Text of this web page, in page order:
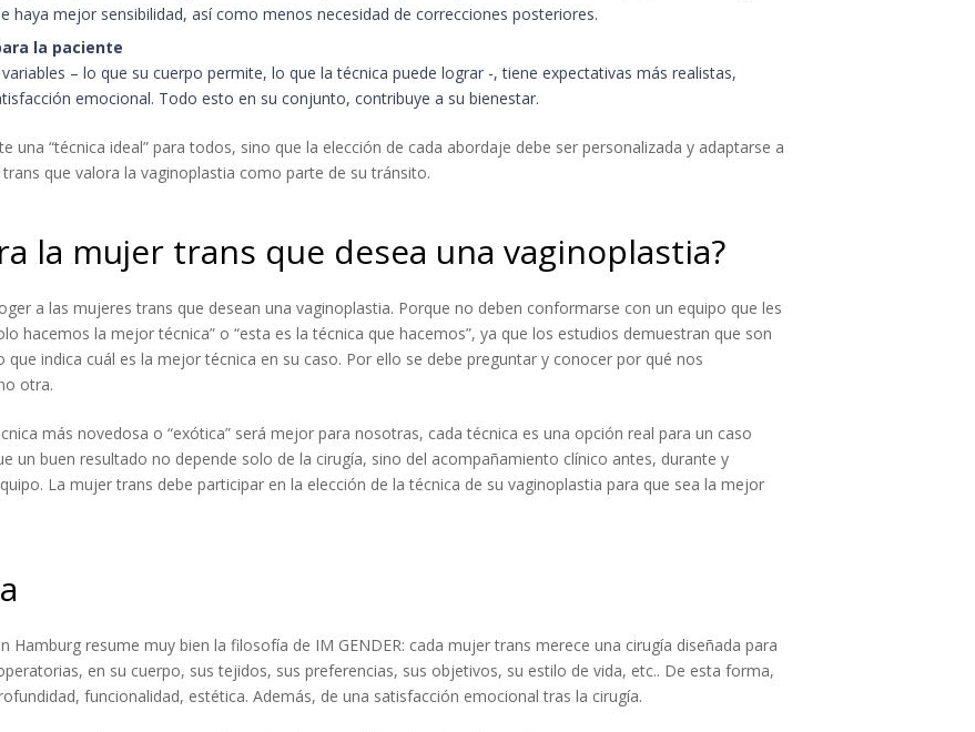
haya mejor sensibilidad, así como menos necesidad de correcciones posteriores.
la paciente
– lo que su cuerpo permite, lo que la técnica puede lograr -, tiene expectativas más realistas,
emocional. Todo esto en su conjunto, contribuye a su bienestar.
una “técnica ideal” para todos, sino que la elección de cada abordaje debe ser personalizada y adaptarse a
que valora la vaginoplastia como parte de su tránsito.
la mujer trans que desea una vaginoplastia?
a las mujeres trans que desean una vaginoplastia. Porque no deben conformarse con un equipo que les
hacemos la mejor técnica” o “esta es la técnica que hacemos”, ya que los estudios demuestran que son
indica cuál es la mejor técnica en su caso. Por ello se debe preguntar y conocer por qué nos
otra.
más novedosa o “exótica” será mejor para nosotras, cada técnica es una opción real para un caso
un buen resultado no depende solo de la cirugía, sino del acompañamiento clínico antes, durante y
La mujer trans debe participar en la elección de la técnica de su vaginoplastia para que sea la mejor
Hamburg resume muy bien la filosofía de IM GENDER: cada mujer trans merece una cirugía diseñada para
en su cuerpo, sus tejidos, sus preferencias, sus objetivos, su estilo de vida, etc.. De esta forma,
funcionalidad, estética. Además, de una satisfacción emocional tras la cirugía.